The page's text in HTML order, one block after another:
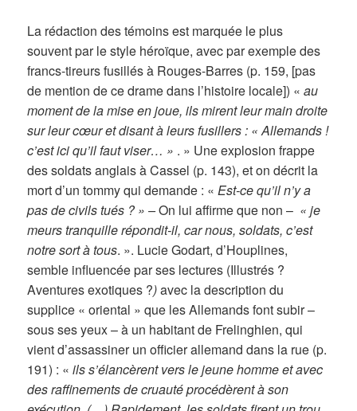
La rédaction des témoins est marquée le plus
souvent par le style héroïque, avec par exemple des
francs-tireurs fusillés à Rouges-Barres (p. 159, [pas
de mention de ce drame dans l’histoire locale]) «au
moment de la mise en joue, ils mirent leur main droite
sur leur cœur et disant à leurs fusillers : « Allemands !
c’est ici qu’il faut viser… » . » Une explosion frappe
des soldats anglais à Cassel (p. 143), et on décrit la
mort d’un tommy qui demande : « Est-ce qu’il n’y a
pas de civils tués ? » –On lui affirme que non – « je
meurs tranquille répondit-il, car nous, soldats, c’est
notre sort à tous. ». Lucie Godart, d’Houplines,
semble influencée par ses lectures (Illustrés ?
Aventures exotiques ?)avec la description du
supplice « oriental » que les Allemands font subir –
sous ses yeux – à un habitant de Frelinghien, qui
vient d’assassiner un officier allemand dans la rue (p.
191) : «ils s’élancèrent vers le jeune homme et avec
des raffinements de cruauté procédèrent à son